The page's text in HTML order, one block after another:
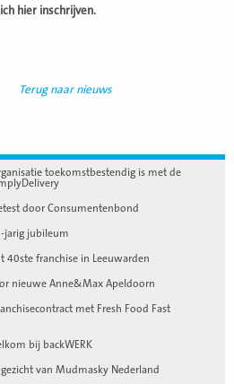
hier inschrijven.
Terug naar nieuws
toekomstbestendig is met de
door Consumentenbond
jarig jubileum
40ste franchise in Leeuwarden
nieuwe Anne&Max Apeldoorn
met Fresh Food Fast
bij backWERK
van Mudmasky Nederland